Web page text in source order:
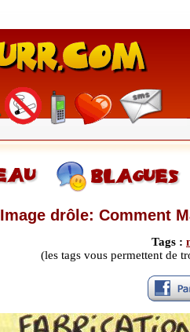
Image drôle: Comment
Tags :
(les tags vous permettent de